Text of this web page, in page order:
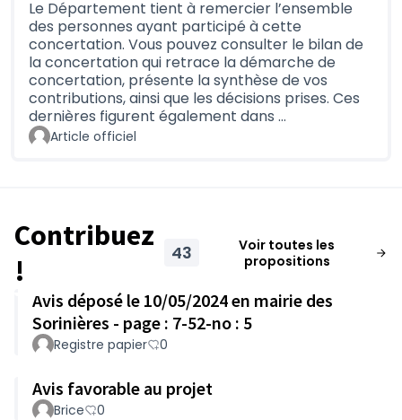
Le Département tient à remercier l’ensemble
des personnes ayant participé à cette
concertation. Vous pouvez consulter le bilan de
la concertation qui retrace la démarche de
concertation, présente la synthèse de vos
contributions, ainsi que les décisions prises. Ces
dernières figurent également dans …
Article officiel
Contribuez
!
43
Voir toutes les
propositions
Avis déposé le 10/05/2024 en mairie des
Sorinières - page : 7-52-no : 5
Registre papier 0
Avis favorable au projet
Brice 0